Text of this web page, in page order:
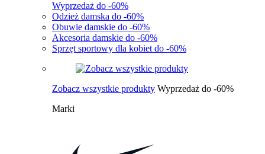
Wyprzedaż do -60%
Odzież damska do -60%
Obuwie damskie do -60%
Akcesoria damskie do -60%
Sprzęt sportowy dla kobiet do -60%
Zobacz wszystkie produkty Wyprzedaż do -60%
Marki